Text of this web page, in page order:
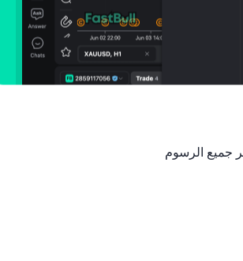
يوليو
(معدل
موسمي
ا)
(الربع